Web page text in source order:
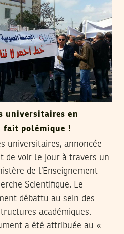
universitaires en
fait polémique !
universitaires, annoncée
de voir le jour à travers un
de l’Enseignement
Scientifique. Le
débattu au sein des
académiques.
a été attribuée au «